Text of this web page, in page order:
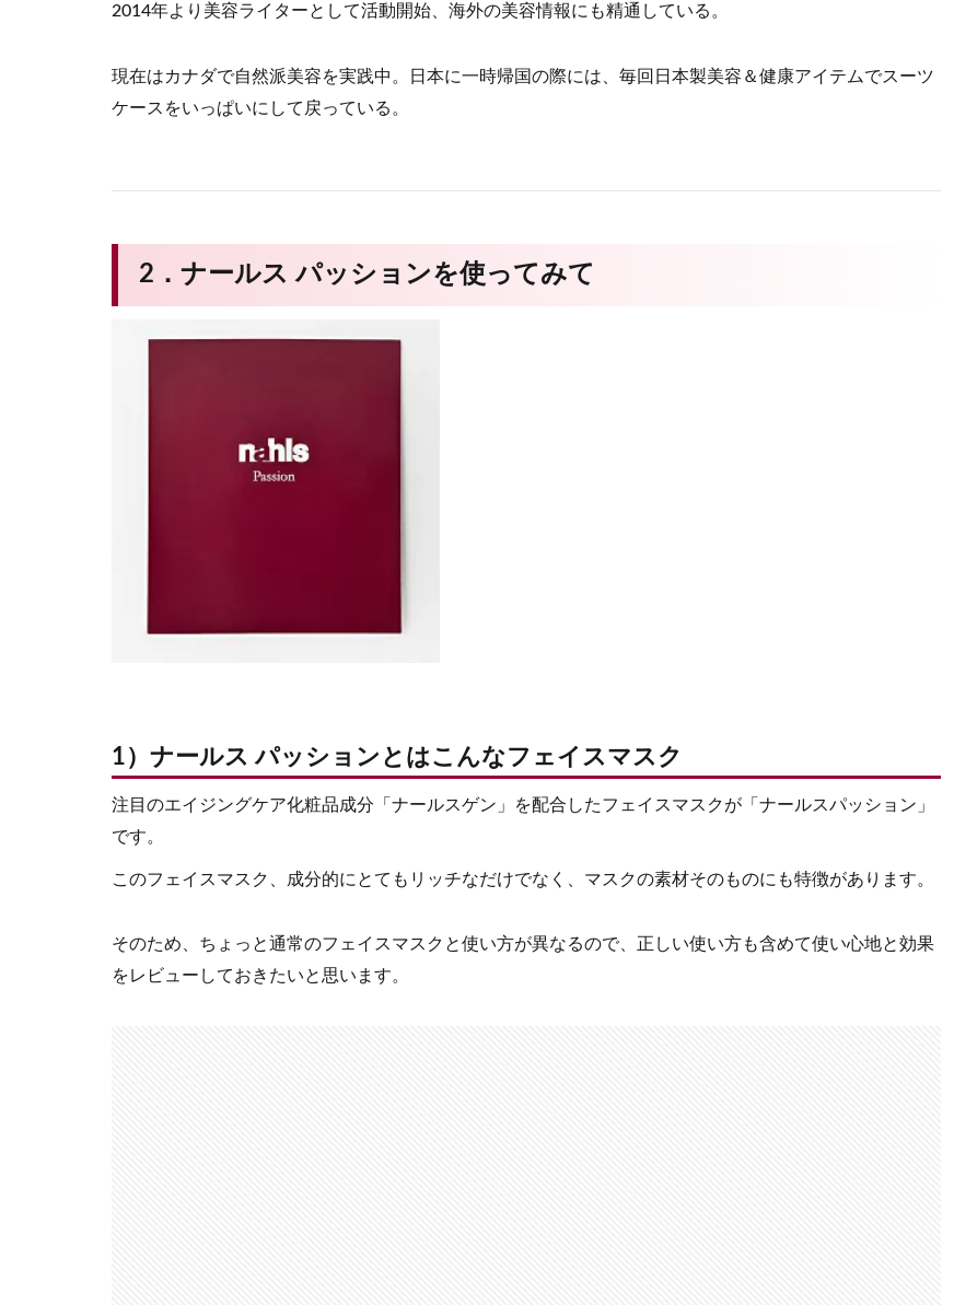
2014年より美容ライターとして活動開始、海外の美容情報にも精通している。
現在はカナダで自然派美容を実践中。日本に一時帰国の際には、毎回日本製美容＆健康アイテムでスーツ
ケースをいっぱいにして戻っている。
2．ナールス パッションを使ってみて
1）ナールス パッションとはこんなフェイスマスク
注目のエイジングケア化粧品成分「ナールスゲン」を配合したフェイスマスクが「ナールスパッション」
です。
このフェイスマスク、成分的にとてもリッチなだけでなく、マスクの素材そのものにも特徴があります。
そのため、ちょっと通常のフェイスマスクと使い方が異なるので、正しい使い方も含めて使い心地と効果
をレビューしておきたいと思います。